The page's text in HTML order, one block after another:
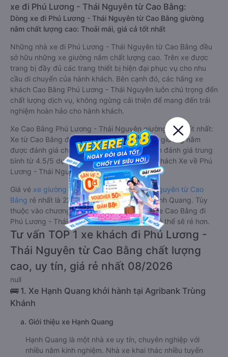
xe đi Phú Lương - Thái Nguyên từ Cao Bằng:
Dòng xe đi Phú Lương - Thái Nguyên từ Cao Bằng giường
nằm chất lượng cao: Thoải mái, giá cả tốt nhất
Những nhà xe đi Phú Lương - Thái Nguyên từ Cao Bằng đều
sở hữu những xe giường nằm chất lượng cao. Trên xe được
trang bị đầy đủ các trang thiết bị hiện đại phục vụ cho nhu
cầu di chuyển của hành khách. Bên cạnh đó, các hãng xe
khách Cao Bằng Phú Lương - Thái Nguyên luôn chú trọng đến
chất lượng dịch vụ, không ngừng cải thiện để mang đến trải
nghiệm hoàn hảo cho hành khách.
Xe Cao Bằng Phú Lương - Thái Nguyên giường nằm tốt nhất:
Xe từ Cao Bằng đi Phú Lương - Thái Nguyên giường nằm
được đánh giá chung chất lượng Tốt với điểm đánh giá trung
bình từ 4.5/5 dựa trên 6 phản hồi của hành khách Xe về Phú
Lương - Thái Nguyên từ Cao Bằng.
Giá vé xe giường nằm đi Phú Lương - Thái Nguyên từ Cao
Bằng rẻ nhất là 220000VND của hãng xe Hạnh Quang. Tùy
thuộc vào chương trình khuyến mãi, giá vé Xe Cao Bằng đi
Phú Lương - Thái Nguyên giường nằm này có thể sẽ rẻ hơn.
Tư vấn TOP 1 xe khách đi Phú Lương -
Thái Nguyên từ Cao Bằng chất lượng
cao, uy tín, giá rẻ nhất 08/2026
null
🚌 1. Xe Hạnh Quang khởi hành tại Agribank Trùng
Khánh
a. Giới thiệu xe Hạnh Quang
Hạnh Quang là một nhà xe uy tín, chuyên nghiệp với
nhiều năm kinh nghiệm. Nhà xe khai thác nhiều tuyến